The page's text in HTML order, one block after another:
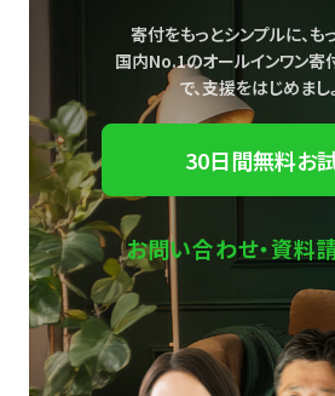
寄付をもっとシンプルに、も
国内No.1のオールインワン寄
で、支援をはじめまし
30日間無料お
お問い合わせ・資料